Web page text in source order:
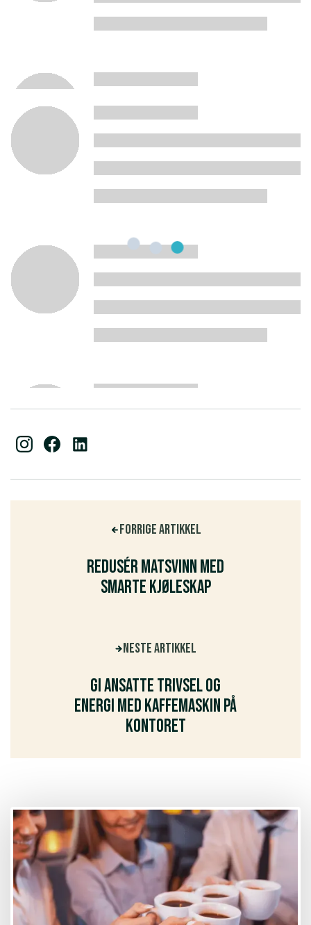
Forrige artikkel
Redusér matsvinn med
smarte kjøleskap
Neste artikkel
Gi ansatte trivsel og
energi med kaffemaskin på
kontoret